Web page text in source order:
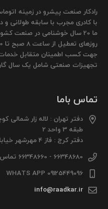
رادکار صنعت پیشرو در زمینه
با کادری مجرب با سابقه طولانی
ما 20 سال خوشنامی در
جهت کسب اطمینان متقابل
تجهیزات صنعتی شامل یک سال
تماس باما
دفتر تهران : لاله زار
طبقه 3 واحد 2
دفتر کرج : فاز 4 مهرشهر خیابان 411 شرقی پلاک 114 واحد 1
66348680 - 66348660 تماس از 8 صبح تا 6 شب
09125449096 WHATS APP
info@raadkar.ir